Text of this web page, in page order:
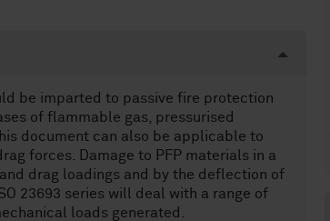
be imparted to passive fire protection
of flammable gas, pressurised
document can also be applicable to
forces. Damage to PFP materials in a
drag loadings and by the deflection of
23693 series will deal with a range of
loads generated.